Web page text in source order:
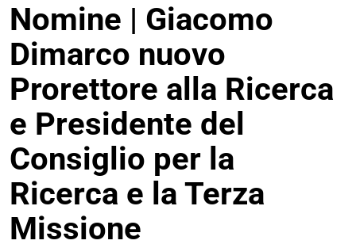
opzioni
di
Nomine | Giacomo
Dimarco nuovo
Prorettore alla Ricerca
e Presidente del
Consiglio per la
Ricerca e la Terza
Missione